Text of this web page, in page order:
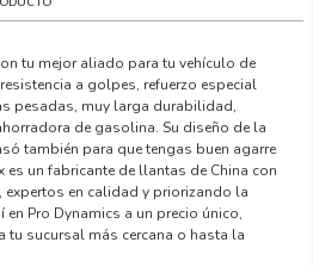
tu mejor aliado para tu vehículo de
a golpes, refuerzo especial
pesadas, muy larga durabilidad,
de gasolina. Su diseño de la
también para que tengas buen agarre
es un fabricante de llantas de China con
expertos en calidad y priorizando la
Pro Dynamics a un precio único,
tu sucursal más cercana o hasta la